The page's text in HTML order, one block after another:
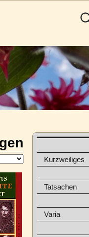
Kurzweiliges
Tatsachen
Varia